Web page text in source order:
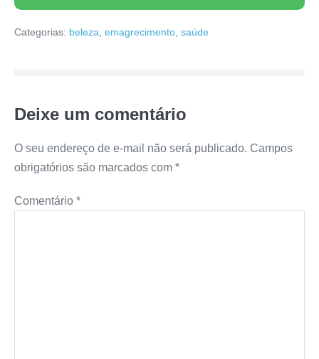
Categorias: beleza emagrecimento saúde
Deixe um comentário
O seu endereço de e-mail não será publicado. Campos
obrigatórios são marcados com *
Comentário *